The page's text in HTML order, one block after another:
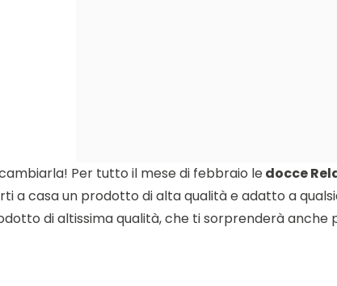
Per tutto il mese di febbraio ledocce
a casa un prodotto di alta qualità e adatto a
di altissima qualità, che ti sorprenderà anche